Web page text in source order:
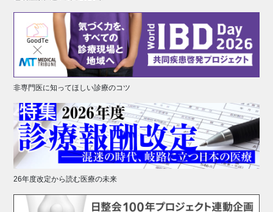
非専門医に知ってほしい診療のコツ
26年度改定から読む医療の未来